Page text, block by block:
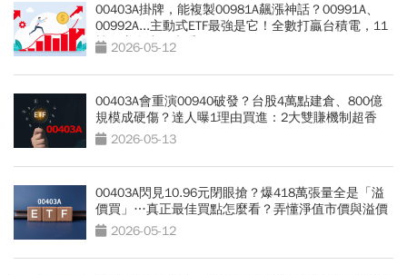
00403A掛牌，能複製00981A飆漲神話？00991A、
00992A...主動式ETF最強是它！全數打贏台積電，11
檔各賺多少一表看
2026-05-12
00403A會重演00940破發？台股4萬點建倉、800億
規模成硬傷？達人曝1理由買進：2大雙賺機制超香
2026-05-13
00403A閃見10.96元閉眼搶？爆418萬張量全是「溢
價買」…真正最佳買點怎麼看？弄懂淨值市價與溢價
2026-05-12